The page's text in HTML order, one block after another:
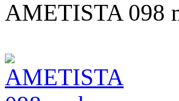
AMETISTA 098